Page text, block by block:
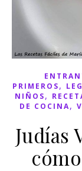
PRIMEROS,
NIÑOS,
DE COCINA,
Judías